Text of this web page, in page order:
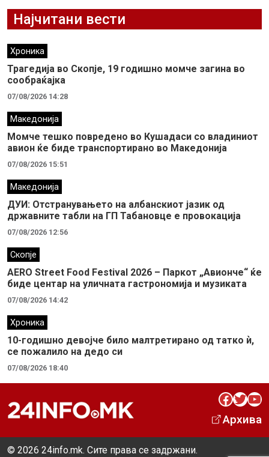
Најчитани вести
Хроника
Трагедија во Скопје, 19 годишно момче загина во
сообраќајка
07/08/2026 14:28
Македонија
Момче тешко повредено во Кушадаси со владиниот
авион ќе биде транспортирано во Македонија
07/08/2026 15:51
Македонија
ДУИ: Отстранувањето на албанскиот јазик од
државните табли на ГП Табановце е провокација
07/08/2026 12:56
Скопје
AERO Street Food Festival 2026 – Паркот „Авионче“ ќе
биде центар на уличната гастрономија и музиката
07/08/2026 14:42
Хроника
10-годишно девојче било малтретирано од татко ѝ,
се пожалило на дедо си
07/08/2026 18:40
Facebook Twitter YouTube
Архива
© 2026 24info.mk. Сите права се задржани.